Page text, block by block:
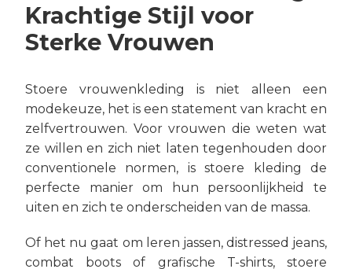
Krachtige Stijl voor
Sterke Vrouwen
Stoere vrouwenkleding is niet alleen een
modekeuze, het is een statement van kracht en
zelfvertrouwen. Voor vrouwen die weten wat
ze willen en zich niet laten tegenhouden door
conventionele normen, is stoere kleding de
perfecte manier om hun persoonlijkheid te
uiten en zich te onderscheiden van de massa.
Of het nu gaat om leren jassen, distressed jeans,
combat boots of grafische T-shirts, stoere